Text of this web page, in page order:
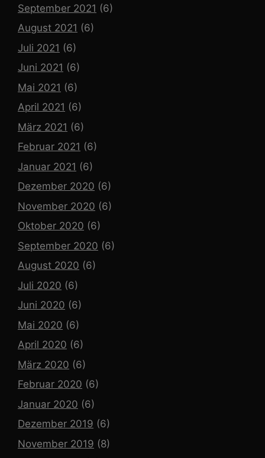
September 2021 (6)
August 2021 (6)
Juli 2021 (6)
Juni 2021 (6)
Mai 2021 (6)
April 2021 (6)
März 2021 (6)
Februar 2021 (6)
Januar 2021 (6)
Dezember 2020 (6)
November 2020 (6)
Oktober 2020 (6)
September 2020 (6)
August 2020 (6)
Juli 2020 (6)
Juni 2020 (6)
Mai 2020 (6)
April 2020 (6)
März 2020 (6)
Februar 2020 (6)
Januar 2020 (6)
Dezember 2019 (6)
November 2019 (8)